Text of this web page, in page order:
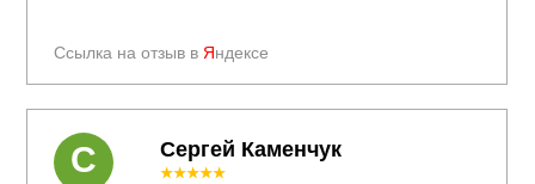
Ссылка на отзыв в Яндексе
Сергей Каменчук
★★★★★
С